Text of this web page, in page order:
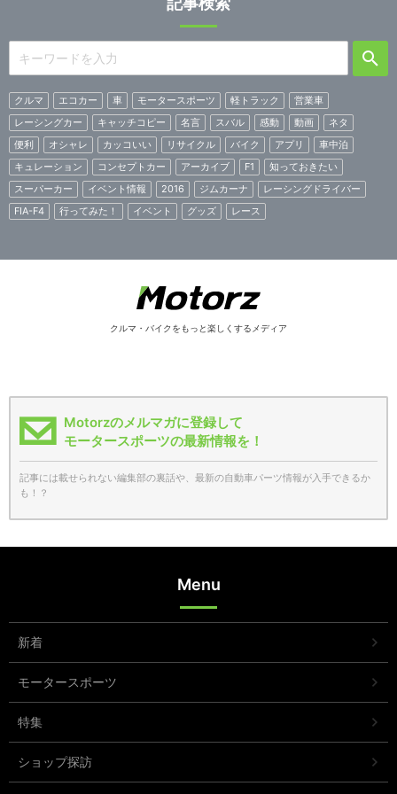
クルマ エコカー 車 モータースポーツ 軽トラック
営業車
レーシングカー
キャッチコピー 名言 スバル 感動 動画
ネタ
便利
オシャレ カッコいい リサイクル バイク アプリ
車中泊
キュレーション
コンセプトカー アーカイブ F1
知っておきたい
スーパーカー
イベント情報 2016 ジムカーナ
レーシングドライバー
FIA-F4
行ってみた！ イベント グッズ レース
クルマ・バイクをもっと楽しくするメディア
Motorzのメルマガに登録して
モータースポーツの最新情報を！
記事には載せられない編集部の裏話や、最新の自動車パーツ情報が入手できるか
も！？
Menu
新着
モータースポーツ
特集
ショップ探訪